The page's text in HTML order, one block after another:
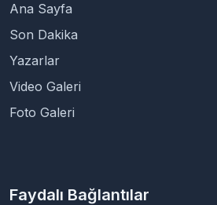
Ana Sayfa
Son Dakika
Yazarlar
Video Galeri
Foto Galeri
Faydalı Bağlantılar